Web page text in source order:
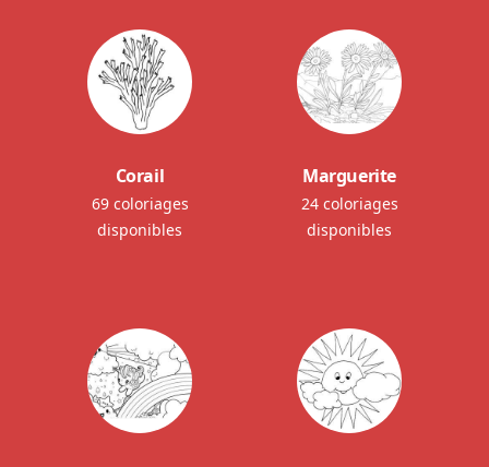
Corail
69 coloriages
disponibles
Marguerite
24 coloriages
disponibles